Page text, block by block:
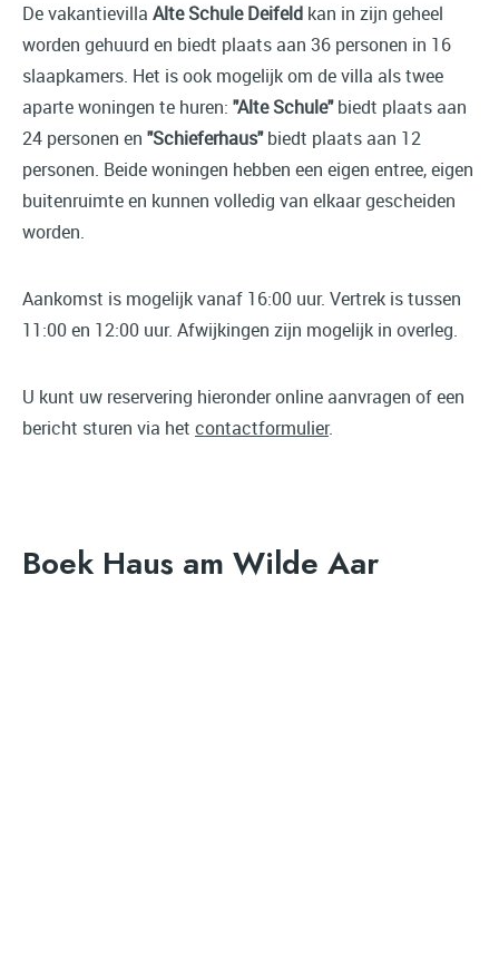
De vakantievilla Alte Schule Deifeld kan in zijn geheel
worden gehuurd en biedt plaats aan 36 personen in 16
slaapkamers. Het is ook mogelijk om de villa als twee
aparte woningen te huren: "Alte Schule"biedt plaats aan
24 personen en "Schieferhaus"biedt plaats aan 12
personen. Beide woningen hebben een eigen entree, eigen
buitenruimte en kunnen volledig van elkaar gescheiden
worden.
Aankomst is mogelijk vanaf 16:00 uur. Vertrek is tussen
11:00 en 12:00 uur. Afwijkingen zijn mogelijk in overleg.
U kunt uw reservering hieronder online aanvragen of een
bericht sturen via het contactformulier.
Boek Haus am Wilde Aar